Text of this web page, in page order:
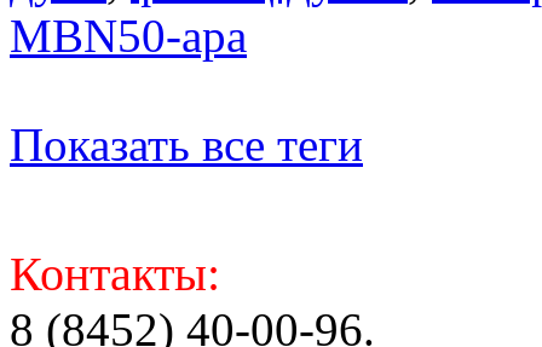
MBN50-apa
Показать все теги
Контакты:
8 (8452) 40-00-96.